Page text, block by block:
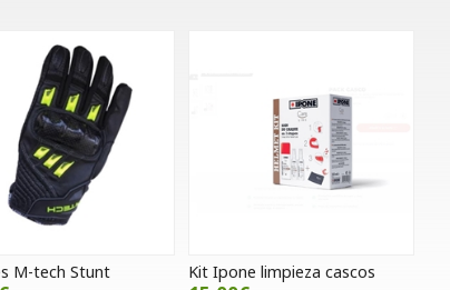
M-tech Stunt Kit Ipone limpieza cascos